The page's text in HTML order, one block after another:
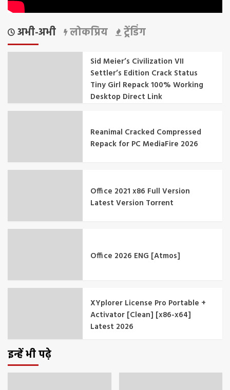
अभी-अभी लोकप्रिय ट्रेंडिंग
Sid Meier’s Civilization VII
Settler’s Edition Crack Status
Tiny Girl Repack 100% Working
Desktop Direct Link
Reanimal Cracked Compressed
Repack for PC MediaFire 2026
Office 2021 x86 Full Version
Latest Version Tоrrеnt
Office 2026 ENG [Atmos]
XYplorer License Pro Portable +
Activator [Clean] [x86-x64]
Latest 2026
इन्हें भी पढ़े